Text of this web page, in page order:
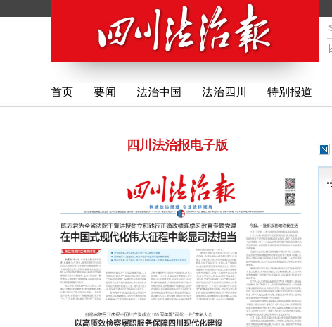
首页 要闻 法治中国 法治四川 特别报道
四川法治报电子版